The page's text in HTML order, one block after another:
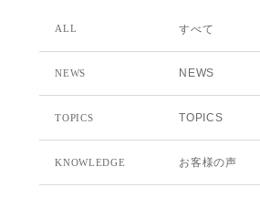
ALL すべて
NEWS NEWS
TOPICS TOPICS
KNOWLEDGE お客様の声